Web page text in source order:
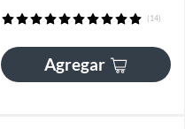
(14)
Agregar